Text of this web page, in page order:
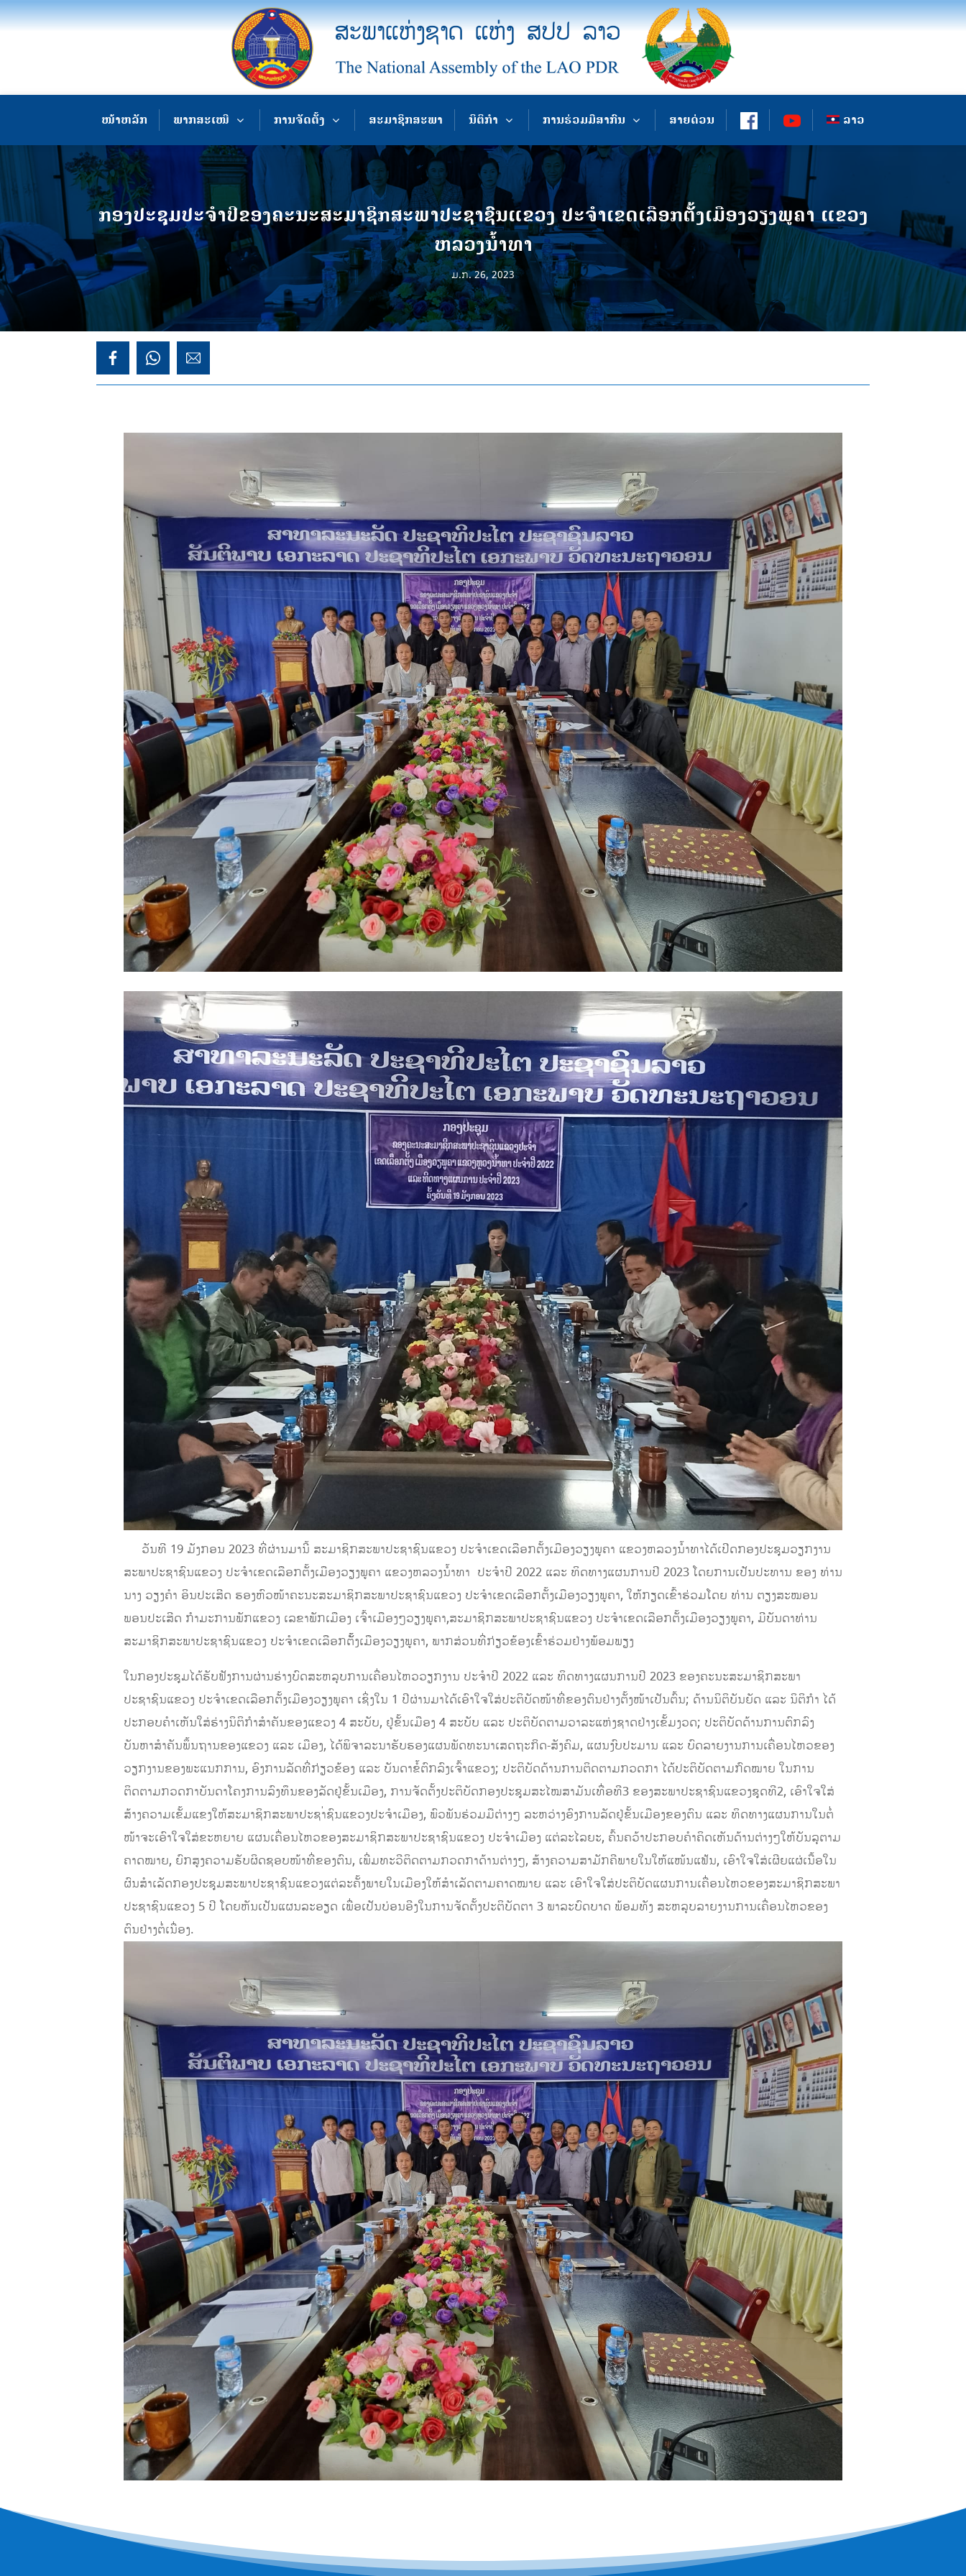
ໜ້າຫລັກ ພາກສະເໜີ ການຈັດຕັ້ງ ສະມາຊິກສະພາ ນິຕິກຳ ການຮ່ວມມືສາກົນ ສາຍດ່ວນ ລາວ
ກອງປະຊຸມປະຈຳປີຂອງຄະນະສະມາຊິກສະພາປະຊາຊົນແຂວງ ປະຈຳເຂດເລືອກຕັ້ງເມືອງວຽງພູຄາ ແຂວງ
ຫລວງນໍ້າທາ
ມ.ກ. 26, 2023
ວັນທີ 19 ມັງກອນ 2023 ທີ່ຜ່ານມານີ້ ສະມາຊິກສະພາປະຊາຊົນແຂວງ ປະຈຳເຂດເລືອກຕັ້ງເມືອງວຽງພູຄາ ແຂວງຫລວງນໍ້າທາໄດ້ເປີດກອງປະຊຸມວຽກງານ
ສະພາປະຊາຊົນແຂວງ ປະຈຳເຂດເລືອກຕັ້ງເມືອງວຽງພູຄາ ແຂວງຫລວງນໍ້າທາ ປະຈຳປີ 2022 ແລະ ທິດທາງແຜນການປີ 2023 ໂດຍການເປັນປະທານ ຂອງ ທ່ານ
ນາງ ວຽງຄຳ ອິນປະເສີດ ຮອງຫົວໜ້າຄະນະສະມາຊິກສະພາປະຊາຊົນແຂວງ ປະຈຳເຂດເລືອກຕັ້ງເມືອງວຽງພູຄາ, ໃຫ້ກຽດເຂົ້າຮ່ວມໂດຍ ທ່ານ ຕຽງສະໝອນ
ພອນປະເສີດ ກຳມະການພັກແຂວງ ເລຂາພັກເມືອງ ເຈົ້າເມືອງໆວຽງພູຄາ,​ສະມາຊິກສະພາປະຊາຊົນແຂວງ ປະຈຳເຂດເລືອກຕັ້ງເມືອງວຽງພູຄາ, ມີບັນດາທ່ານ
ສະມາຊິກສະພາປະຊາຊົນແຂວງ ປະຈຳເຂດເລືອກຕັ້ັ້ງເມືອງວຽງພູຄາ, ພາກສ່ວນທີ່ກ່ຽວຂ້ອງເຂົ້າຮ່ວມຢ່າງພ້ອມພຽງ
ໃນກອງປະຊຸມໄດ້ຮັບຟັງການຜ່ານຮ່າງບົດສະຫລຸບການເຄື່ອນໄຫວວຽກງານ ປະຈຳປີ 2022 ແລະ ທິດທາງແຜນການປີ 2023 ຂອງຄະນະສະມາຊິກສະພາ
ປະຊາຊົນແຂວງ ປະຈຳເຂດເລືອກຕັ້ງເມືອງວຽງພູຄາ ເຊິ່ງໃນ 1 ປີຜ່ານມາໄດ້ເອົາໃຈໃສ່ປະຕິບັດໜ້າທີ່ຂອງຕົນຢ່າງຕັ້ງໜ້າເປັນຕົ້ນ; ດ້ານນິຕິບັນຍັດ ແລະ ນິຕິກຳ ໄດ້
ປະກອບຄຳເຫັນໃສ່ຮ່າງນິຕິກຳສຳຄັນຂອງແຂວງ 4 ສະບັບ, ຢູ່ຂັ້ນເມືອງ 4 ສະບັບ ແລະ ປະຕິບັດຕາມວາລະແຫ່ງຊາດຢ່າງເຂັ້ມງວດ; ປະຕິບັດດ້ານການຕົກລົງ
ບັນຫາສຳຄັນພຶ້ນຖານຂອງແຂວງ ແລະ ເມືອງ, ໄດ້ພິຈາລະນາຮັບຮອງແຜນພັດທະນາເສດຖະກິດ-ສັງຄົມ, ແຜນງົບປະມານ ແລະ ບົດລາຍງານການເຄື່ອນໄຫວຂອງ
ວຽກງານຂອງພະແນກການ, ອົງການລັດທີ່ກ່ຽວຂ້ອງ ແລະ ບັນດາຂໍ້ຕົກລົງເຈົ້າແຂວງ; ປະຕິບັດດ້ານການຕິດຕາມກວດກາ ໄດ້ປະຕິບັດຕາມກົດໝາຍ ໃນການ
ຕິດຕາມກວດກາບັນດາໂຄງການລົງທຶນຂອງລັດຢູ່ຂັ້ນເມືອງ, ການຈັດຕັ້ງປະຕິບັດກອງປະຊຸມສະໄໝສາມັນເທື່ອທີ3 ຂອງສະພາປະຊາຊົນແຂວງຊຸດທີ2, ເອົາໃຈໃສ່
ສ້າງຄວາມເຂັ້ມແຂງໃຫ້ສະມາຊິກສະພາປະຊາ່ຊົນແຂວງປະຈຳເມືອງ, ພົວພັນຮ່ວມມືຕ່າງໆ ລະຫວ່າງອົງການລັດຢູ່ຂັ້ນເມືອງຂອງຕົນ ແລະ ທິດທາງແຜນການໃນຕໍ່
ໜ້າຈະເອົາໃຈໃສ່ຂະຫຍາຍ ແຜນເຄື່ອນໄຫວຂອງສະມາຊິກສະພາປະຊາຊົນແຂວງ ປະຈຳເມືອງ ແຕ່ລະໄລຍະ, ຄົ້ນຄວ້າປະກອບຄຳຄິດເຫັນດ້ານຕ່າງໆໃຫ້ບັນລຸຕາມ
ຄາດໝາຍ, ຍົກສູງຄວາມຮັບຜິດຊອບໜ້າທີ່ຂອງຕົນ, ເພີ່ມທະວີຕິດຕາມກວດກາດ້ານຕ່າງໆ, ສ້າງຄວາມສາມັກຄີພາຍໃນໃຫ້ແໜ້ນແຟ້ນ, ເອົາໃຈໃສ່ເຜີຍແຜ່ເນື້ອໃນ
ຜົນສຳເລັດກອງປະຊຸມສະພາປະຊາຊົນແຂວງແຕ່ລະຄັ້ງພາຍໃນເມືອງໃຫ້ສຳເລັດຕາມຄາດໝາຍ ແລະ ເອົາໃຈໃສ່ປະຕິບັດແຜນການເຄື່ອນໄຫວຂອງສະມາຊິກສະພາ
ປະຊາຊົນແຂວງ 5 ປີ ໂດຍຫັນເປັນແຜນລະອຽດ ເພື່ອເປັນບ່ອນອີງໃນການຈັດຕັ້ງປະຕິບັດຕາ 3 ພາລະບົດບາດ ພ້ອມທັງ ສະຫລຸບລາຍງານການເຄື່ອນໄຫວຂອງ
ຕົນຢ່າງຕໍ່ເນື່ອງ.